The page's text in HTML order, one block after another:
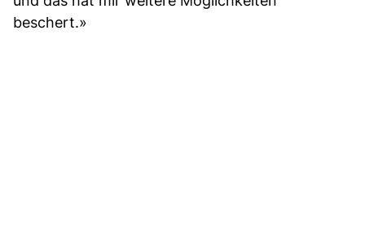
beschert.»